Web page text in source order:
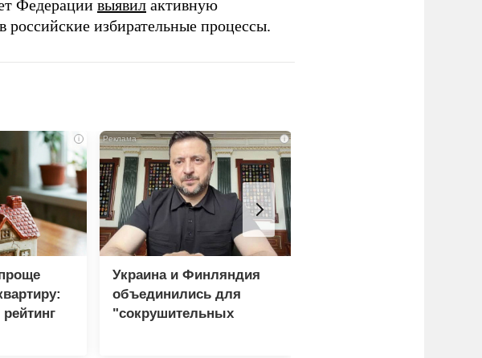
Федерации выявил активную
российские избирательные процессы.
i i
Украина и Финляндия
объединились для
"сокрушительных